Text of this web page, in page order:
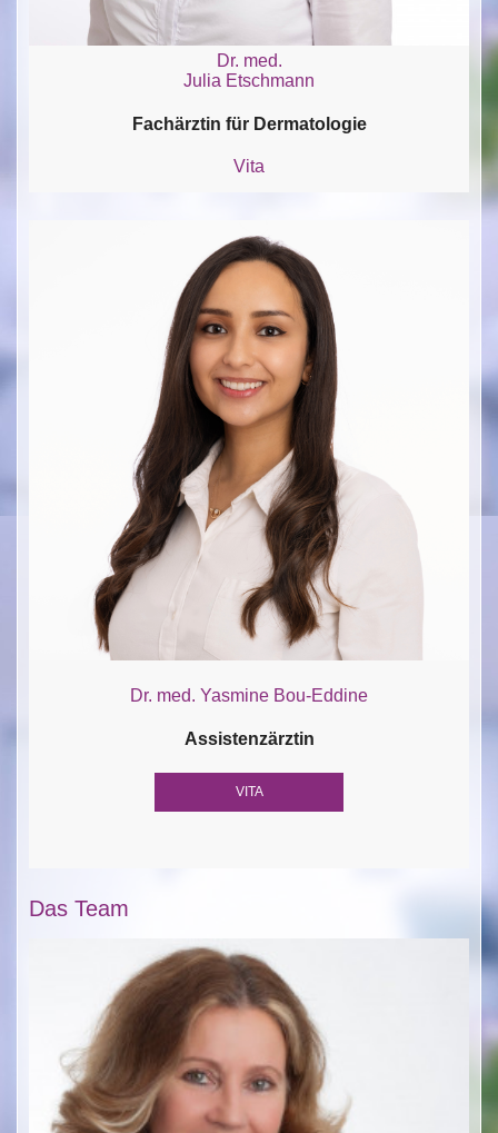
Dr. med.
Julia Etschmann
Fachärztin für Dermatologie
Vita
Dr. med. Yasmine Bou-Eddine
Assistenzärztin
VITA
Das Team